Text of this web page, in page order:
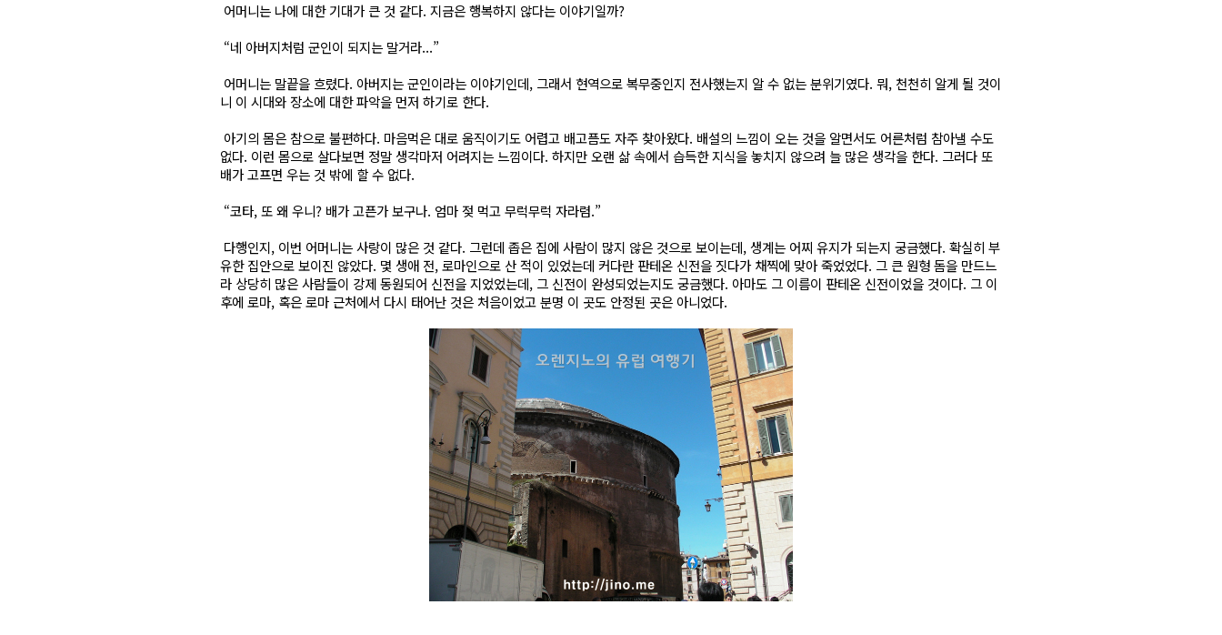
어머니는 나에 대한 기대가 큰 것 같다. 지금은 행복하지 않다는 이야기일까?
“네 아버지처럼 군인이 되지는 말거라...”
어머니는 말끝을 흐렸다. 아버지는 군인이라는 이야기인데, 그래서 현역으로 복무중인지 전사했는지 알 수 없는 분위기였다. 뭐, 천천히 알게 될 것이
니 이 시대와 장소에 대한 파악을 먼저 하기로 한다.
아기의 몸은 참으로 불편하다. 마음먹은 대로 움직이기도 어렵고 배고픔도 자주 찾아왔다. 배설의 느낌이 오는 것을 알면서도 어른처럼 참아낼 수도
없다. 이런 몸으로 살다보면 정말 생각마저 어려지는 느낌이다. 하지만 오랜 삶 속에서 습득한 지식을 놓치지 않으려 늘 많은 생각을 한다. 그러다 또
배가 고프면 우는 것 밖에 할 수 없다.
“코타, 또 왜 우니? 배가 고픈가 보구나. 엄마 젖 먹고 무럭무럭 자라렴.”
다행인지, 이번 어머니는 사랑이 많은 것 같다. 그런데 좁은 집에 사람이 많지 않은 것으로 보이는데, 생계는 어찌 유지가 되는지 궁금했다. 확실히 부
유한 집안으로 보이진 않았다. 몇 생애 전, 로마인으로 산 적이 있었는데 커다란 판테온 신전을 짓다가 채찍에 맞아 죽었었다. 그 큰 원형 돔을 만드느
라 상당히 많은 사람들이 강제 동원되어 신전을 지었었는데, 그 신전이 완성되었는지도 궁금했다. 아마도 그 이름이 판테온 신전이었을 것이다. 그 이
후에 로마, 혹은 로마 근처에서 다시 태어난 것은 처음이었고 분명 이 곳도 안정된 곳은 아니었다.